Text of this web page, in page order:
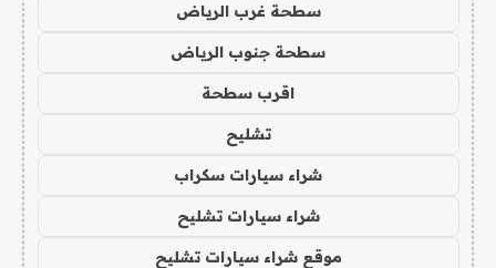
سطحة غرب الرياض
سطحة جنوب الرياض
اقرب سطحة
تشليح
شراء سيارات سكراب
شراء سيارات تشليح
موقع شراء سيارات تشليح